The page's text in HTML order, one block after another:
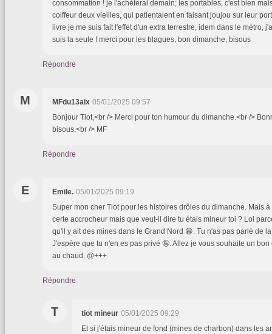
consommation ! je l'achèterai demain; les portables, c'est bien
coiffeur deux vieilles, qui patientaient en faisant joujou sur leur
livre je me suis fait l'effet d'un extra terrestre, idem dans le métro,
suis la seule ! merci pour les blagues, bon dimanche, bisous
Répondre
M MFdu13aix 05/01/2025 09:57
Bonjour Tiot,<br /> Merci pour ton humour du dimanche.<br />
bisous,<br /> MF
Répondre
E Emile. 05/01/2025 09:19
Super mon cher Tiot pour les histoires drôles du dimanche. Mais
certe accrocheur mais que veut-il dire tu étais mineur toi ? Lol
qu'il y ait des mines dans le Grand Nord 😁. Tu n'as pas parlé de
J'espère que tu n'en es pas privé 🤪. Allez je vous souhaite un
au chaud. @+++
Répondre
T tiot mineur 05/01/2025 09:29
Et si j'étais mineur de fond (mines de charbon) dans les